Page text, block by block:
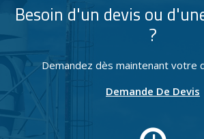
Besoin d'un devis ou
?
Demandez dès maintenant votre
Demande De Devis